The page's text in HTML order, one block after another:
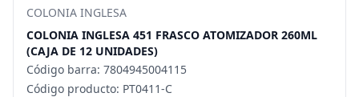
COLONIA INGLESA
COLONIA INGLESA 451 FRASCO ATOMIZADOR 260ML
(CAJA DE 12 UNIDADES)
Código barra: 7804945004115
Código producto: PT0411-C